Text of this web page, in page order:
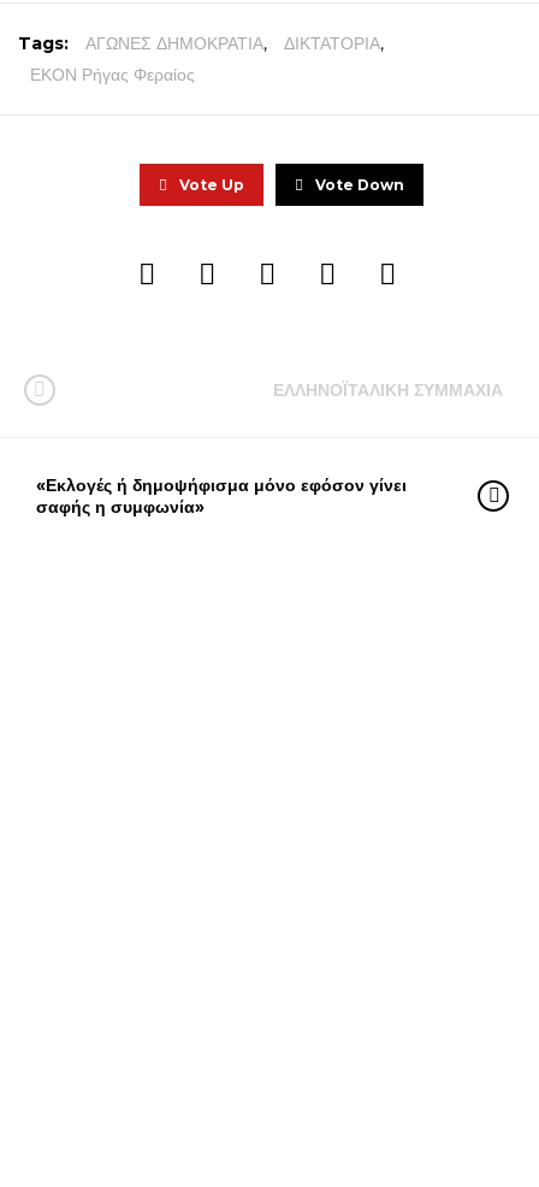
Tags: ΑΓΩΝΕΣ ΔΗΜΟΚΡΑΤΙΑ, ΔΙΚΤΑΤΟΡΙΑ,
ΕΚΟΝ Ρήγας Φεραίος
Vote Up Vote Down
ΕΛΛΗΝΟΪΤΑΛΙΚΗ ΣΥΜΜΑΧΙΑ
«Εκλογές ή δημοψήφισμα μόνο εφόσον γίνει
σαφής η συμφωνία»